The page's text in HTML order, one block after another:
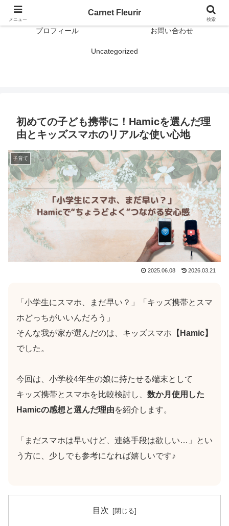
プロフィール お問い合わせ
Uncategorized
初めての子ども携帯に！Hamicを選んだ理
由とキッズスマホのリアルな使い心地
子育て
2025.06.08 2026.03.21
「小学生にスマホ、まだ早い？」「キッズ携帯とスマ
ホどっちがいいんだろう」
そんな我が家が選んだのは、キッズスマホ 【Hamic】
でした。
今回は、小学校4年生の娘に持たせる端末として
キッズ携帯とスマホを比較検討し、 数か月使用した
Hamicの感想と選んだ理由を紹介します。
「まだスマホは早いけど、連絡手段は欲しい…」とい
う方に、少しでも参考になれば嬉しいです♪
目次
メニュー
Carnet Fleurir
検索